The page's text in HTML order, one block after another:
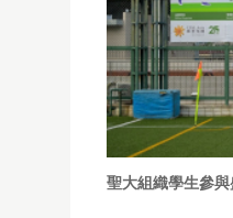
聖大組織學生參